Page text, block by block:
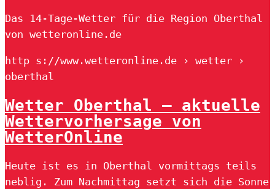
Das 14-Tage-Wetter für die Region Oberthal
von wetteronline.de
http s://www.wetteronline.de › wetter ›
oberthal
Wetter Oberthal – aktuelle
Wettervorhersage von
WetterOnline
Heute ist es in Oberthal vormittags teils
neblig. Zum Nachmittag setzt sich die Sonne